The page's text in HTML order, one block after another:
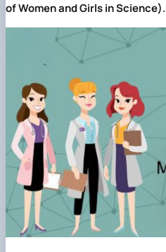
of Women and Girls in Science).